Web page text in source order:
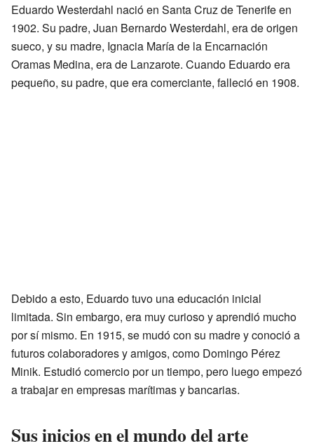
Eduardo Westerdahl nació en Santa Cruz de Tenerife en
1902. Su padre, Juan Bernardo Westerdahl, era de origen
sueco, y su madre, Ignacia María de la Encarnación
Oramas Medina, era de Lanzarote. Cuando Eduardo era
pequeño, su padre, que era comerciante, falleció en 1908.
Debido a esto, Eduardo tuvo una educación inicial
limitada. Sin embargo, era muy curioso y aprendió mucho
por sí mismo. En 1915, se mudó con su madre y conoció a
futuros colaboradores y amigos, como Domingo Pérez
Minik. Estudió comercio por un tiempo, pero luego empezó
a trabajar en empresas marítimas y bancarias.
Sus inicios en el mundo del arte